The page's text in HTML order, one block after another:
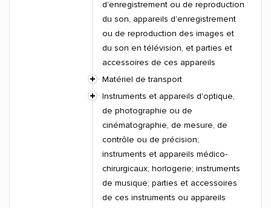
d'enregistrement ou de reproduction
du son, appareils d'enregistrement
ou de reproduction des images et
du son en télévision, et parties et
accessoires de ces appareils
Matériel de transport
Instruments et appareils d'optique,
de photographie ou de
cinématographie, de mesure, de
contrôle ou de précision;
instruments et appareils médico-
chirurgicaux; horlogerie; instruments
de musique; parties et accessoires
de ces instruments ou appareils